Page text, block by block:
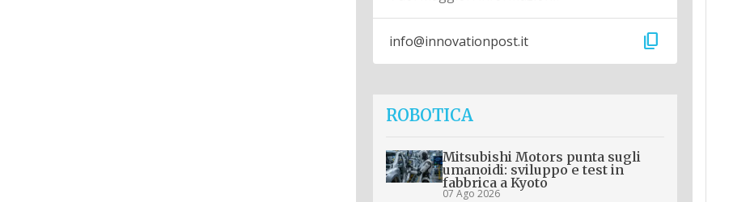
info@innovationpost.it content_copy
ROBOTICA
Mitsubishi Motors punta sugli
umanoidi: sviluppo e test in
fabbrica a Kyoto
07 Ago 2026